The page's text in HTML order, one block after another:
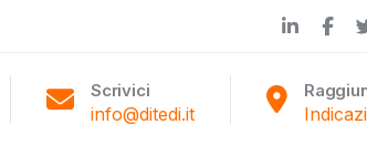
Scrivici
info@ditedi.it